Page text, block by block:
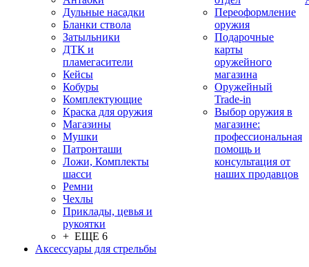
Дульные насадки
Бланки ствола
Затыльники
ДТК и
пламегасители
Кейсы
Кобуры
Комплектующие
Краска для оружия
Магазины
Мушки
Патронташи
Ложи, Комплекты
шасси
Ремни
Чехлы
Приклады, цевья и
рукоятки
+ ЕЩЕ 6
Аксессуары для стрельбы
Переоформление
оружия
Подарочные
карты
оружейного
магазина
Оружейный
Trade-in
Выбор оружия в
магазине:
профессиональная
помощь и
консультация от
наших продавцов